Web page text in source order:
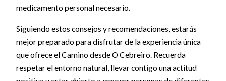
medicamento personal necesario.
Siguiendo estos consejos y recomendaciones, estarás
mejor preparado para disfrutar de la experiencia única
que ofrece el Camino desde O Cebreiro. Recuerda
respetar el entorno natural, llevar contigo una actitud